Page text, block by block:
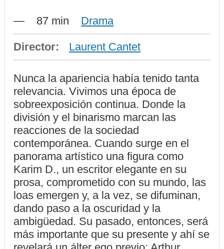
— 87 min Drama
Director: Laurent Cantet
Nunca la apariencia había tenido tanta
relevancia. Vivimos una época de
sobreexposición continua. Donde la
división y el binarismo marcan las
reacciones de la sociedad
contemporánea. Cuando surge en el
panorama artístico una figura como
Karim D., un escritor elegante en su
prosa, comprometido con su mundo, las
loas emergen y, a la vez, se difuminan,
dando paso a la oscuridad y la
ambigüedad. Su pasado, entonces, será
más importante que su presente y ahí se